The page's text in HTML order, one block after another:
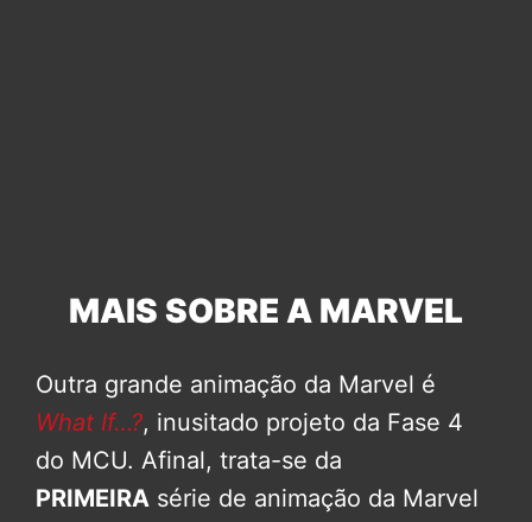
MAIS SOBRE A MARVEL
Outra grande animação da Marvel é
What If…?, inusitado projeto da Fase 4
do MCU. Afinal, trata-se da
PRIMEIRA série de animação da Marvel